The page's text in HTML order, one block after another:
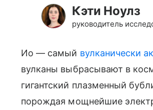
Кэти Ноулз
руководитель
Ио — самый вулканически
вулканы выбрасывают в
гигантский плазменный
порождая мощнейшие